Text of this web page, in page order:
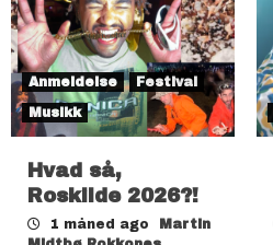
Anmeldelse
Festival
Musikk
Hvad så,
Roskilde 2026?!
1 måned ago
Martin